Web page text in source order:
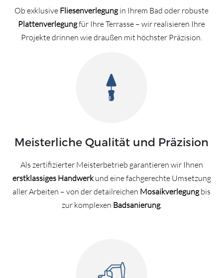
Ob exklusive Fliesenverlegungin Ihrem Bad oder robuste
Plattenverlegungfür Ihre Terrasse – wir realisieren Ihre
Projekte drinnen wie draußen mit höchster Präzision.
Meisterliche Qualität und Präzision
Als zertifizierter Meisterbetrieb garantieren wir Ihnen
erstklassiges Handwerkund eine fachgerechte Umsetzung
aller Arbeiten – von der detailreichen Mosaikverlegungbis
zur komplexen Badsanierung.